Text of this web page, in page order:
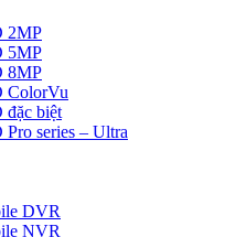
2MP
5MP
8MP
ColorVu
đặc biệt
Pro series – Ultra
DVR
NVR